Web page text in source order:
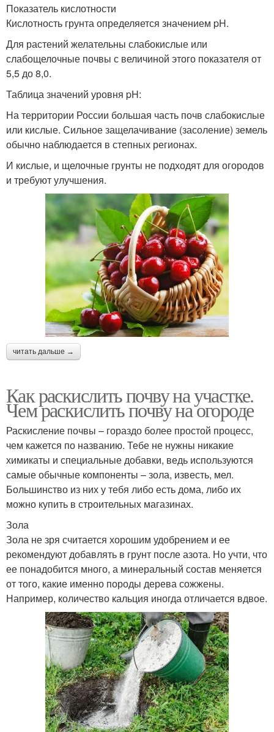
Показатель кислотности
Кислотность грунта определяется значением pH.
Для растений желательны слабокислые или
слабощелочные почвы с величиной этого показателя от
5,5 до 8,0.
Таблица значений уровня pH:
На территории России большая часть почв слабокислые
или кислые. Сильное защелачивание (засоление) земель
обычно наблюдается в степных регионах.
И кислые, и щелочные грунты не подходят для огородов
и требуют улучшения.
читать дальше →
Как раскислить почву на участке.
Чем раскислить почву на огороде
Раскисление почвы – гораздо более простой процесс,
чем кажется по названию. Тебе не нужны никакие
химикаты и специальные добавки, ведь используются
самые обычные компоненты – зола, известь, мел.
Большинство из них у тебя либо есть дома, либо их
можно купить в строительных магазинах.
Зола
Зола не зря считается хорошим удобрением и ее
рекомендуют добавлять в грунт после азота. Но учти, что
ее понадобится много, а минеральный состав меняется
от того, какие именно породы дерева сожжены.
Например, количество кальция иногда отличается вдвое.